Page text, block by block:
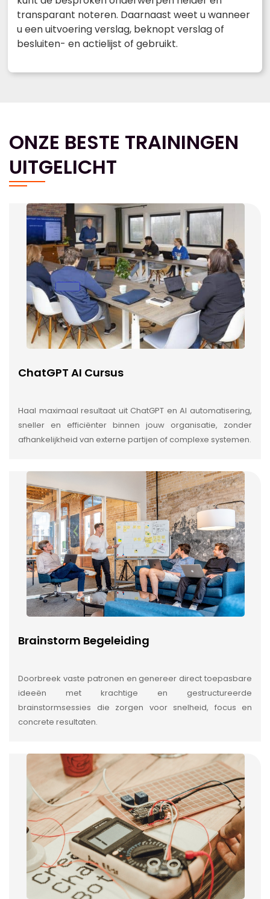
transparant noteren. Daarnaast weet u wanneer
u een uitvoering verslag, beknopt verslag of
besluiten- en actielijst of gebruikt.
ONZE BESTE TRAININGEN
UITGELICHT
ChatGPT AI Cursus
Haal maximaal resultaat uit ChatGPT en AI automatisering,
sneller en efficiënter binnen jouw organisatie, zonder
afhankelijkheid van externe partijen of complexe systemen.
Brainstorm Begeleiding
Doorbreek vaste patronen en genereer direct toepasbare
ideeën met krachtige en gestructureerde
brainstormsessies die zorgen voor snelheid, focus en
concrete resultaten.